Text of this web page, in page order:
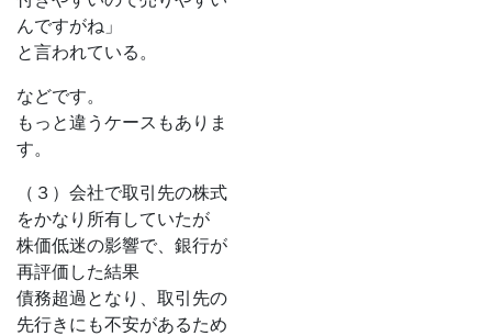
んですがね」
と言われている。
などです。
もっと違うケースもありま
す。
（３）会社で取引先の株式
をかなり所有していたが
株価低迷の影響で、銀行が
再評価した結果
債務超過となり、取引先の
先行きにも不安があるため